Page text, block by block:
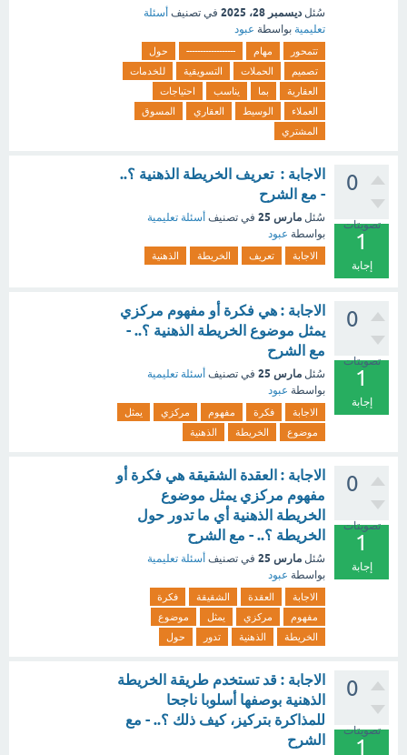
سُئل ديسمبر 28، 2025 في تصنيف أسئلة
تعليمية بواسطة عبود
تتمحور مهام ------------------
حول
تصميم
الحملات التسويقية
للخدمات
العقارية
بما يناسب
احتياجات
العملاء
الوسيط العقاري
المسوق
المشتري
0
تصويتات
1
إجابة
الاجابة : تعريف الخريطة الذهنية ؟..
- مع الشرح
سُئل مارس 25 في تصنيف أسئلة تعليمية
بواسطة عبود
الاجابة تعريف الخريطة الذهنية
0
تصويتات
1
إجابة
الاجابة : هي فكرة أو مفهوم مركزي
يمثل موضوع الخريطة الذهنية ؟.. -
مع الشرح
سُئل مارس 25 في تصنيف أسئلة تعليمية
بواسطة عبود
الاجابة فكرة مفهوم مركزي
يمثل
موضوع
الخريطة الذهنية
0
تصويتات
1
إجابة
الاجابة : العقدة الشقيقة هي فكرة أو
مفهوم مركزي يمثل موضوع
الخريطة الذهنية أي ما تدور حول
الخريطة ؟.. - مع الشرح
سُئل مارس 25 في تصنيف أسئلة تعليمية
بواسطة عبود
الاجابة العقدة الشقيقة
فكرة
مفهوم
مركزي يمثل
موضوع
الخريطة
الذهنية تدور حول
0
تصويتات
1
الاجابة : قد تستخدم طريقة الخريطة
الذهنية بوصفها أسلوبا ناجحا
للمذاكرة بتركيز، كيف ذلك ؟.. - مع
الشرح